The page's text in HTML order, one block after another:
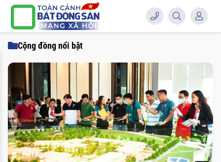
Cộng đồng nổi bật